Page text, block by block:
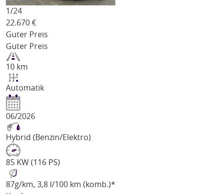
1/24
22.670 €
Guter Preis
Guter Preis
10 km
Automatik
06/2026
Hybrid (Benzin/Elektro)
85 KW (116 PS)
87g/km, 3,8 l/100 km (komb.)*